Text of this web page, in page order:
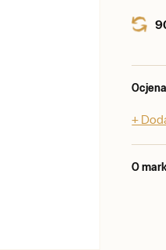
Ocjena
+
O